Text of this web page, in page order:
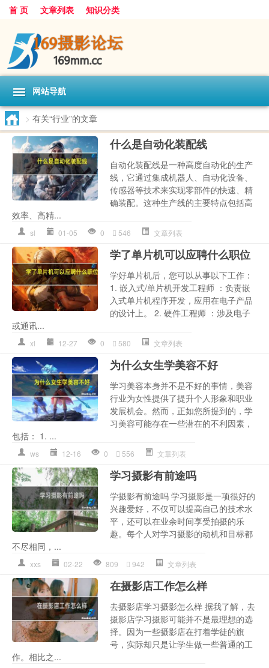
首 页 文章列表 知识分类
网站导航
> 有关“行业”的文章
什么是自动化装配线
自动化装配线是一种高度自动化的生产
线，它通过集成机器人、自动化设备、
传感器等技术来实现零部件的快速、精
确装配。这种生产线的主要特点包括高
效率、高精...
sl 01-05 0 546 文章列表
学了单片机可以应聘什么职位
学好单片机后，您可以从事以下工作：
1. 嵌入式/单片机开发工程师 ：负责嵌
入式单片机程序开发，应用在电子产品
的设计上。 2. 硬件工程师 ：涉及电子
或通讯...
xl 12-27 0 580 文章列表
为什么女生学美容不好
学习美容本身并不是不好的事情，美容
行业为女性提供了提升个人形象和职业
发展机会。然而，正如您所提到的，学
习美容可能存在一些潜在的不利因素，
包括： 1. ...
ws 12-16 0 556 文章列表
学习摄影有前途吗
学摄影有前途吗 学习摄影是一项很好的
兴趣爱好，不仅可以提高自己的技术水
平，还可以在业余时间享受拍摄的乐
趣。每个人对学习摄影的动机和目标都
不尽相同，...
xxs 02-22 809 942 文章列表
在摄影店工作怎么样
去摄影店学习摄影怎么样 据我了解，去
摄影店学习摄影可能并不是最理想的选
择。因为一些摄影店在打着学徒的旗
号，实际却只是让学生做一些普通的工
作。相比之...